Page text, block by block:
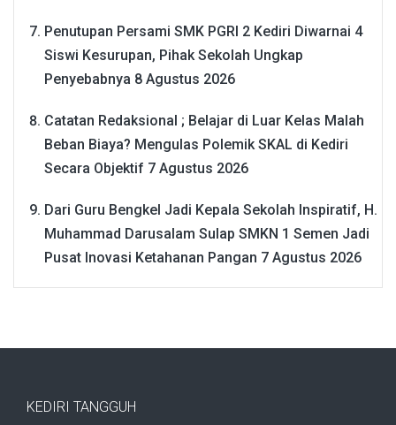
Penutupan Persami SMK PGRI 2 Kediri Diwarnai 4
Siswi Kesurupan, Pihak Sekolah Ungkap
Penyebabnya 8 Agustus 2026
Catatan Redaksional ; Belajar di Luar Kelas Malah
Beban Biaya? Mengulas Polemik SKAL di Kediri
Secara Objektif 7 Agustus 2026
Dari Guru Bengkel Jadi Kepala Sekolah Inspiratif, H.
Muhammad Darusalam Sulap SMKN 1 Semen Jadi
Pusat Inovasi Ketahanan Pangan 7 Agustus 2026
KEDIRI TANGGUH